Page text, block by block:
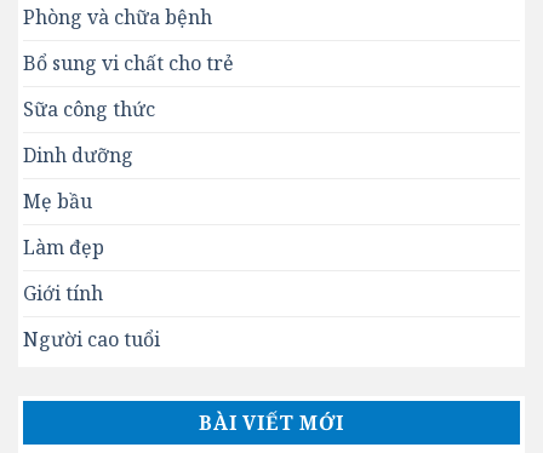
Phòng và chữa bệnh
Bổ sung vi chất cho trẻ
Sữa công thức
Dinh dưỡng
Mẹ bầu
Làm đẹp
Giới tính
Người cao tuổi
BÀI VIẾT MỚI